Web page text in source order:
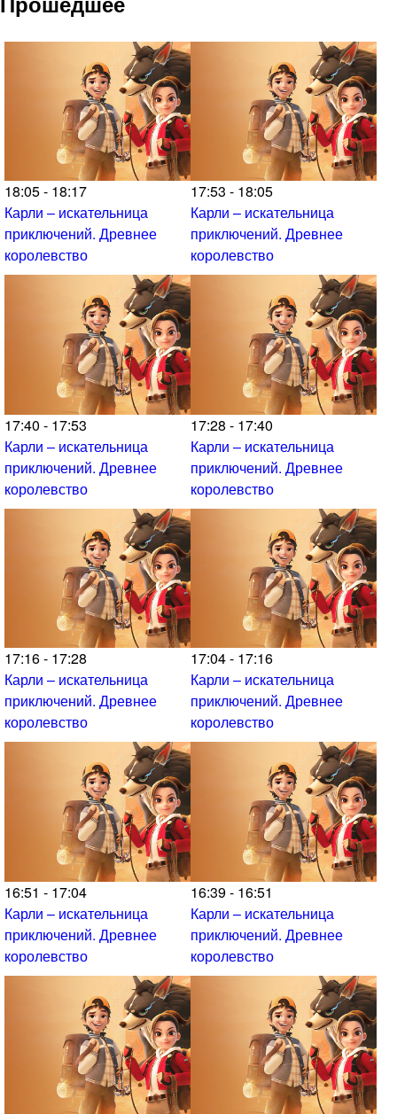
18:05 - 18:17
Карли – искательница
приключений. Древнее
королевство
17:53 - 18:05
Карли – искательница
приключений. Древнее
королевство
17:40 - 17:53
Карли – искательница
приключений. Древнее
королевство
17:28 - 17:40
Карли – искательница
приключений. Древнее
королевство
17:16 - 17:28
Карли – искательница
приключений. Древнее
королевство
17:04 - 17:16
Карли – искательница
приключений. Древнее
королевство
16:51 - 17:04
Карли – искательница
приключений. Древнее
королевство
16:39 - 16:51
Карли – искательница
приключений. Древнее
королевство